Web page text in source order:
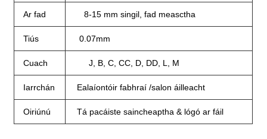
Ar fad 8-15 mm singil, fad measctha
Tiús 0.07mm
Cuach J, B, C, CC, D, DD, L, M
Iarrchán Ealaíontóir fabhraí /salon áilleacht
Oiriúnú Tá pacáiste saincheaptha & lógó ar fáil